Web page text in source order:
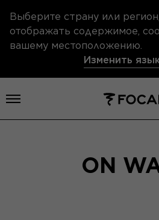
Выберите страну или
отображать содержимое,
вашему местоположению.
Изменить
Открыть меню
ON